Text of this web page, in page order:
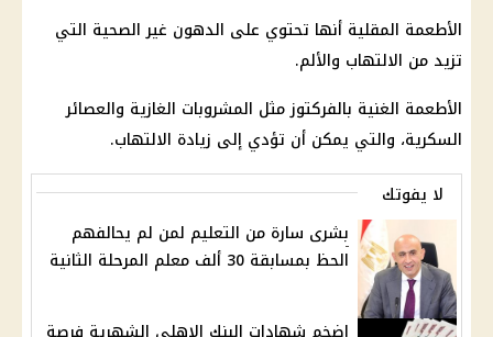
الأطعمة المقلية أنها تحتوي على الدهون غير الصحية التي
تزيد من الالتهاب والألم.
الأطعمة الغنية بالفركتوز مثل المشروبات الغازية والعصائر
السكرية، والتي يمكن أن تؤدي إلى زيادة الالتهاب.
لا يفوتك
بشرى سارة من التعليم لمن لم يحالفهم
الحظ بمسابقة 30 ألف معلم المرحلة الثانية